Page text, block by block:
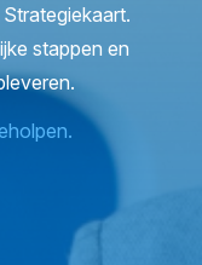
stappen en